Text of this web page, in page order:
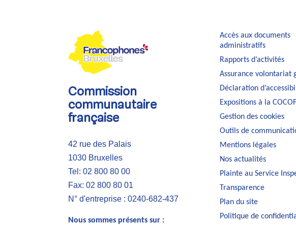
Commission
communautaire
française
42 rue des Palais
1030 Bruxelles
Tel: 02 800 80 00
Fax: 02 800 80 01
N° d'entreprise : 0240-682-437
Nous sommes présents sur :
Accès aux documents
administratifs
Rapports d’activités
Assurance volontariat
Déclaration
Expositions à la COCOF
Gestion des cookies
Outils de
Mentions légales
Nos actualités
Plainte au Service
Transparence
Plan du site
Politique de